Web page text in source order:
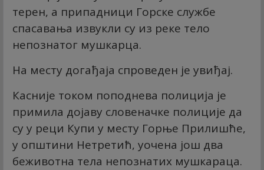
терен, а припадници Горске службе
спасавања извукли су из реке тело
непознатог мушкарца.
На месту догађаја спроведен је увиђај.
Касније током поподнева полиција је
примила дојаву словеначке полиције да
су у реци Купи у месту Горње Прилишће,
у општини Нетретић, уочена још два
беживотна тела непознатих мушкараца.